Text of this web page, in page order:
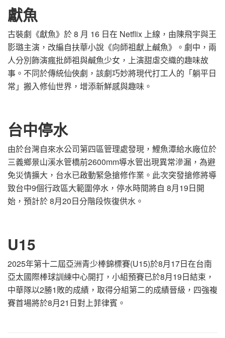
獻魚
古裝劇《獻魚》於 8 月 16 日在 Netflix 上線，由陳飛宇與王
影璐主演，改編自扶華小說《向師祖獻上鹹魚》。劇中，兩
人分別飾演瘋批師祖與鹹魚少女，上演甜虐交織的趣味故
事。不同於傳統仙俠劇，該劇巧妙將現代打工人的「躺平日
常」搬入修仙世界，增添新鮮感與趣味。
台中停水
由於台灣自來水公司第四區管理處發現，鯉魚潭給水廠位於
三義鄉景山溪水管橋前2600mm導水管出現異常滲漏，為避
免災情擴大，台水已啟動緊急搶修作業。此次突發搶修將導
致台中9個行政區大範圍停水，停水時間將自 8月19日開
始，預計於 8月20日分階段恢復供水。
U15
2025年第十二屆亞洲青少棒錦標賽(U15)於8月17日在台南
亞太國際棒球訓練中心開打，小組預賽已於8月19日結束，
中華隊以2勝1敗的成績，取得分組第二的成績晉級，四強複
賽首場將於8月21日對上菲律賓。